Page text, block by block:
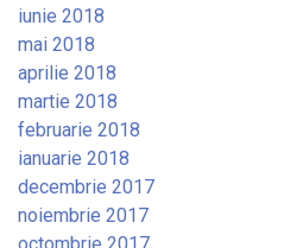
iunie 2018
mai 2018
aprilie 2018
martie 2018
februarie 2018
ianuarie 2018
decembrie 2017
noiembrie 2017